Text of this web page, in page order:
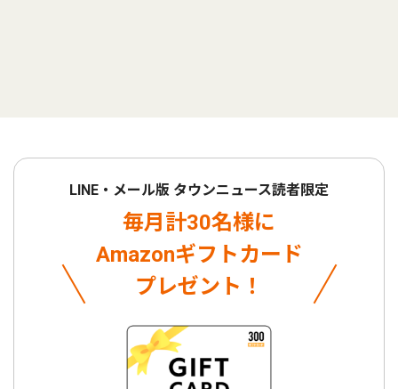
LINE・メール版 タウンニュース読者限定
毎月計30名様に
Amazonギフトカード
プレゼント！